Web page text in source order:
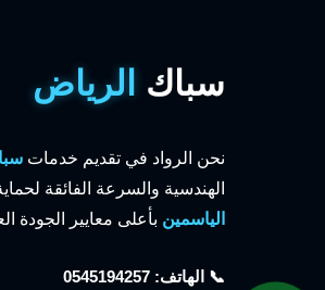
سباك الرياض
نحن الرواد في تقديم خدمات
الهندسية والسرعة الفائقة
الياسمين بأعلى معايير الجودة
📞 الهاتف: 0545194257